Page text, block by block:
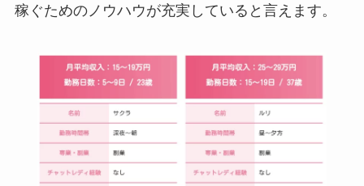
稼ぐためのノウハウが充実していると言えます。